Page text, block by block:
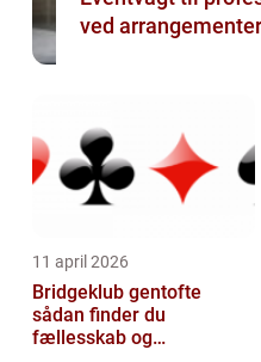
ved arrangementer
11 april 2026
Bridgeklub gentofte
sådan finder du
fællesskab og